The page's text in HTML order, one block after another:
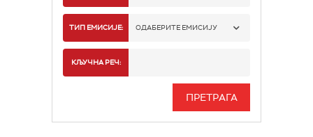
РАДИО БЕОГРАД 1
РАДИО БЕОГРАД 3
ТИП ЕМИСИЈЕ: ОДАБЕРИТЕ ЕМИСИЈУ
ИНФО
КЉУЧНА РЕЧ: